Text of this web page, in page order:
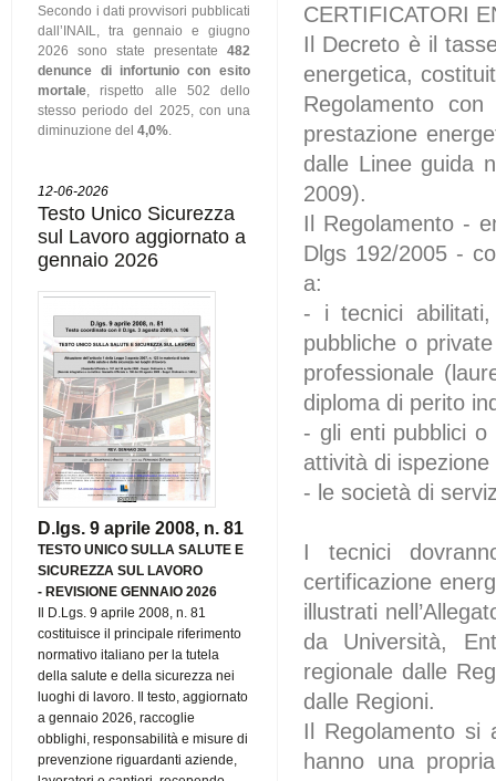
Secondo i dati provvisori pubblicati
dall’INAIL, tra gennaio e giugno
2026 sono state presentate 482
denunce di infortunio con esito
mortale , rispetto alle 502 dello
stesso periodo del 2025, con una
diminuzione del4,0%
12-06-2026
Testo Unico Sicurezza
sul Lavoro aggiornato a
gennaio 2026
D.lgs. 9 aprile 2008, n. 81
TESTO UNICO SULLA SALUTE E
SICUREZZA SUL LAVORO
- REVISIONE GENNAIO 2026
Il D.Lgs. 9 aprile 2008, n. 81
costituisce il principale riferimento
normativo italiano per la tutela
della salute e della sicurezza nei
luoghi di lavoro. Il testo, aggiornato
a gennaio 2026, raccoglie
obblighi, responsabilità e misure di
prevenzione riguardanti aziende,
CERTIFICATORI
Il Decreto è il
energetica,
Regolamento
prestazione
dalle Linee guida
2009).
Il Regolamento -
Dlgs 192/2005 -
a:
- i tecnici
pubbliche o
professionale
diploma di perito
- gli enti pubblici o
attività di
- le società di
I tecnici
certificazione
illustrati
da Università,
regionale dalle
dalle Regioni.
Il Regolamento si
hanno una